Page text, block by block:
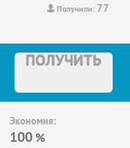
Получили: 77
ПОЛУЧИТЬ
Экономия:
100 %